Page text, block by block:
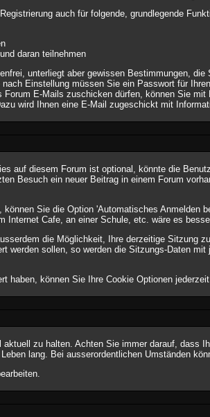
auch für folgende, grundlegende
daran teilnehmen
unterliegt aber gewissen Bestimmungen,
Einstellung müssen Sie ein Passwort für
Forum E-Mails zuschicken dürfen, können Sie
wird Ihnen eine E-Mail zugeschickt mit
auf diesem Forum ist optional, könnte die
Besuch ein neuer Beitrag in einem Forum
können Sie die Option 'Automatisches Anmelden
Internet Cafe, an einer Schule, etc. wäre es
die Möglichkeit, Ihre derzeitige Sitzung
werden sollen, so werden die Sitzungs-Daten
haben, können Sie Ihre Cookie Optionen
aktuell zu halten. Achten Sie immer darauf, dass
lang. Bei ausserordentlichen Umständen